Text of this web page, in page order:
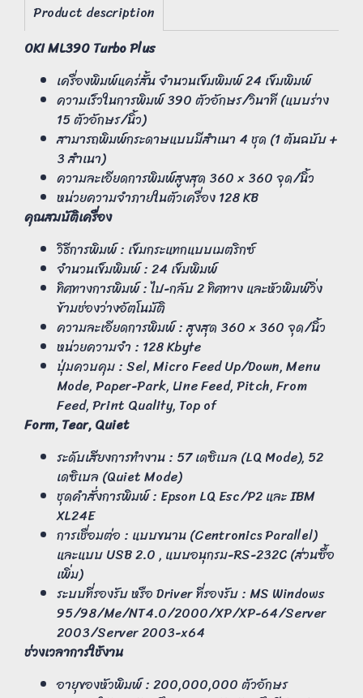
Product description
OKI ML390 Turbo Plus
เครื่องพิมพ์แคร่สั้น จำนวนเข็มพิมพ์ 24 เข็มพิมพ์
ความเร็วในการพิมพ์ 390 ตัวอักษร/วินาที (แบบร่าง
15 ตัวอักษร/นิ้ว)
สามารถพิมพ์กระดาษแบบมีสำเนา 4 ชุด (1 ต้นฉบับ +
3 สำเนา)
ความละเอียดการพิมพ์สูงสุด 360 × 360 จุด/นิ้ว
หน่วยความจำภายในตัวเครื่อง 128 KB
คุณสมบัติเครื่อง
วิธีการพิมพ์ : เข็มกระแทกแบบเมตริกซ์
จำนวนเข็มพิมพ์ : 24 เข็มพิมพ์
ทิศทางการพิมพ์ : ไป-กลับ 2 ทิศทาง และหัวพิมพ์วิ่ง
ข้ามช่องว่างอัตโนมัติ
ความละเอียดการพิมพ์ : สูงสุด 360 × 360 จุด/นิ้ว
หน่วยความจำ : 128 Kbyte
ปุ่มควบคุม : Sel, Micro Feed Up/Down, Menu
Mode, Paper-Park, Line Feed, Pitch, From
Feed, Print Quality, Top of
Form, Tear, Quiet
ระดับเสียงการทำงาน : 57 เดซิเบล (LQ Mode), 52
เดซิเบล (Quiet Mode)
ชุดคำสั่งการพิมพ์ : Epson LQ Esc/P2 และ IBM
XL24E
การเชื่อมต่อ : แบบขนาน (Centronics Parallel)
และแบบ USB 2.0 , แบบอนุกรม-RS-232C (ส่วนซื้อ
เพิ่ม)
ระบบที่รองรับ หรือ Driver ที่รองรับ : MS Windows
95/98/Me/NT4.0/2000/XP/XP-64/Server
2003/Server 2003-x64
ช่วงเวลาการใช้งาน
อายุของหัวพิมพ์ : 200,000,000 ตัวอักษร